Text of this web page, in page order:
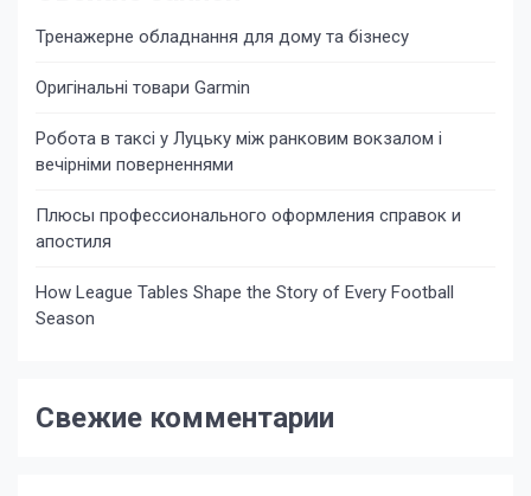
Тренажерне обладнання для дому та бізнесу
Оригінальні товари Garmin
Робота в таксі у Луцьку між ранковим вокзалом і
вечірніми поверненнями
Плюсы профессионального оформления справок и
апостиля
How League Tables Shape the Story of Every Football
Season
Свежие комментарии